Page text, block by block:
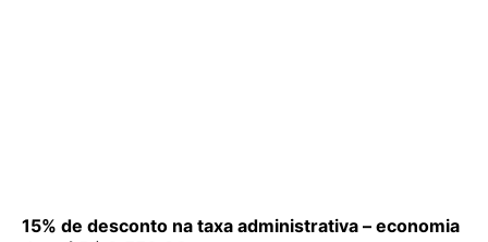
15% de desconto na taxa administrativa – economia